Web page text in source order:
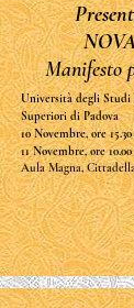
Manifesto
Università degli Studi
Superiori di Padova
10 Novembre, ore
11 Novembre, ore
Aula Magna,